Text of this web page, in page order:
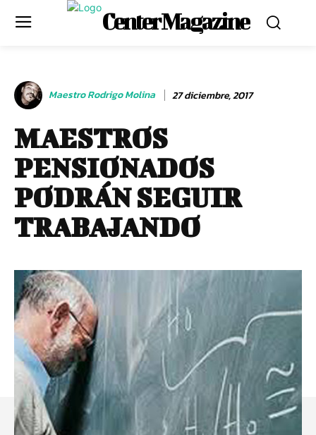
Center Magazine
Maestro Rodrigo Molina 27 diciembre, 2017
MAESTROS
PENSIONADOS
PODRÁN SEGUIR
TRABAJANDO